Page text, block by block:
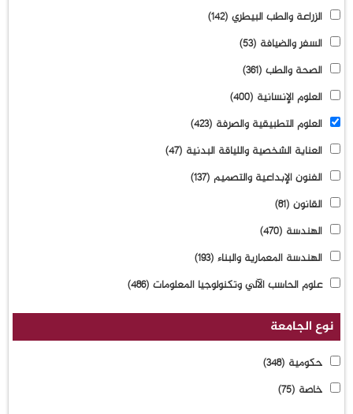
الزراعة والطب البيطري (142)
السفر والضيافة (53)
الصحة والطب (361)
العلوم الإنسانية (400)
العلوم التطبيقية والصرفة (423)
العناية الشخصية واللياقة البدنية (47)
الفنون الإبداعية والتصميم (137)
القانون (81)
الهندسة (470)
الهندسة المعمارية والبناء (193)
علوم الحاسب الآلي وتكنولوجيا المعلومات (486)
نوع الجامعة
حكومية (348)
خاصة (75)